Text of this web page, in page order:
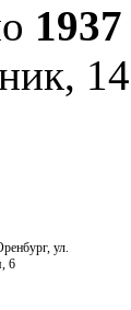
1937
ул.
6